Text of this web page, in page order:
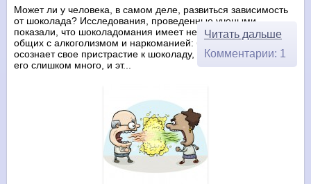
Может ли у человека, в самом деле, развиться зависимость
от шоколада? Исследования, проведенные учеными,
показали, что шоколадомания имеет несколько признаков,
общих с алкоголизмом и наркоманией: большинство тех, кто
осознает свое пристрастие к шоколаду, отметили, что едят
его слишком много, и эт...
Читать дальше
Комментарии: 1